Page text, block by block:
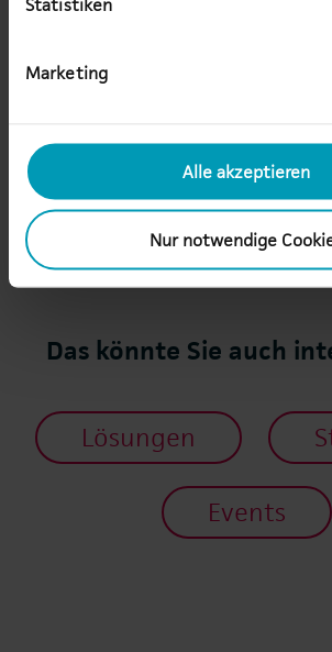
Marketing
Alle akzeptieren
Nur notwendige
Product & Alliance Manager
Tel +49 7123 9542-
adrian.jopp(at)au.de
Das könnte Sie auch
Lösungen
Events